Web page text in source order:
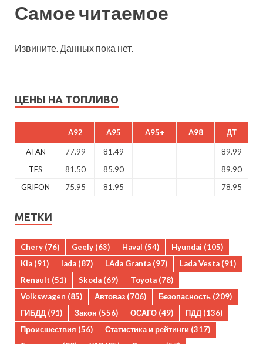
Самое читаемое
Извините. Данных пока нет.
ЦЕНЫ НА ТОПЛИВО
A92 A95 A95+ A98 ДТ
ATAN 77.99 81.49
89.99
TES
81.50 85.90
89.90
GRIFON
75.95 81.95 78.95
МЕТКИ
Chery (76) Geely (63) Haval (54) Hyundai (105)
Kia (91) lada (87) LAda Granta (97) Lada Vesta (91)
Renault (51) Skoda (69) Toyota (78)
Volkswagen (85) Автоваз (706) Безопасность (209)
ГИБДД (91) Закон (556) ОСАГО (49) ПДД (136)
Происшествия (56) Статистика и рейтинги (317)